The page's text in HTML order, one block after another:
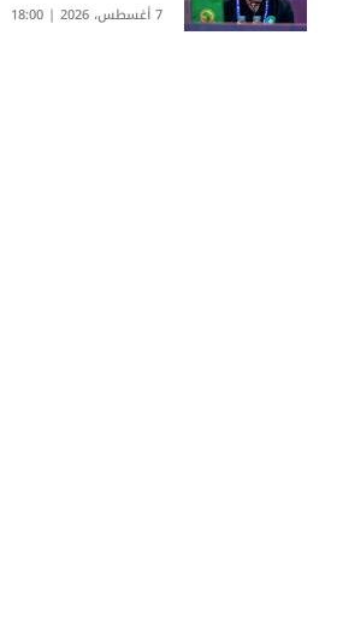
7 أغسطس، 2026 | 18:00